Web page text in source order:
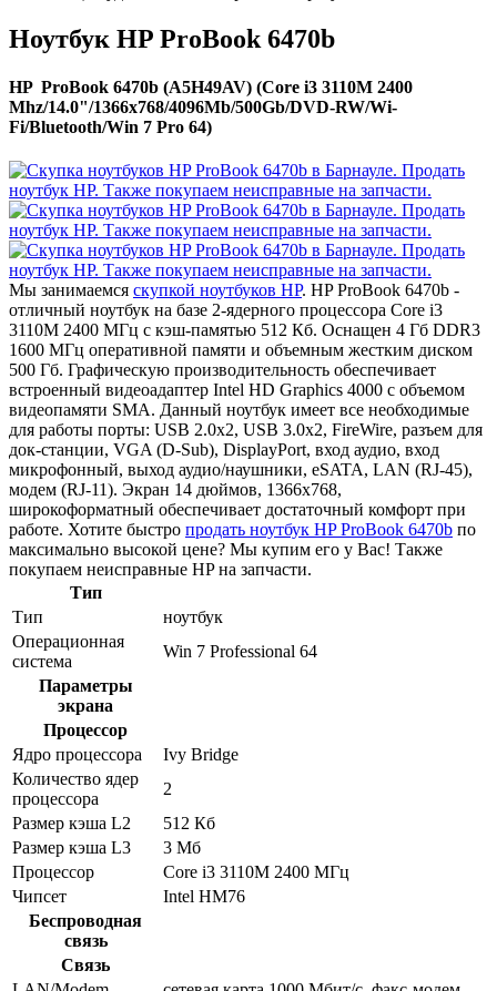
Ноутбук HP ProBook 6470b
HP ProBook 6470b (A5H49AV) (Core i3 3110M 2400
Mhz/14.0"/1366x768/4096Mb/500Gb/DVD-RW/Wi-
Fi/Bluetooth/Win 7 Pro 64)
Мы занимаемся скупкой ноутбуков HP. HP ProBook 6470b -
отличный ноутбук на базе 2-ядерного процессора Core i3
3110M 2400 МГц с кэш-памятью 512 Кб. Оснащен 4 Гб DDR3
1600 МГц оперативной памяти и объемным жестким диском
500 Гб. Графическую производительность обеспечивает
встроенный видеоадаптер Intel HD Graphics 4000 с объемом
видеопамяти SMA. Данный ноутбук имеет все необходимые
для работы порты: USB 2.0x2, USB 3.0x2, FireWire, разъем для
док-станции, VGA (D-Sub), DisplayPort, вход аудио, вход
микрофонный, выход аудио/наушники, eSATA, LAN (RJ-45),
модем (RJ-11). Экран 14 дюймов, 1366x768,
широкоформатный обеспечивает достаточный комфорт при
работе. Хотите быстро продать ноутбук HP ProBook 6470b по
максимально высокой цене? Мы купим его у Вас! Также
покупаем неисправные HP на запчасти.
Тип
Тип
ноутбук
Операционная
система
Win 7 Professional 64
Параметры
экрана
Процессор
Ядро процессора
Ivy Bridge
Количество ядер
процессора
2
Размер кэша L2
512 Кб
Размер кэша L3
3 Мб
Процессор
Core i3 3110M 2400 МГц
Чипсет
Intel HM76
Беспроводная
связь
Связь